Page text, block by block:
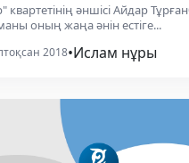
квартетінің әншісі Айдар
оның жаңа әнін естіге...
2018•Ислам нұры